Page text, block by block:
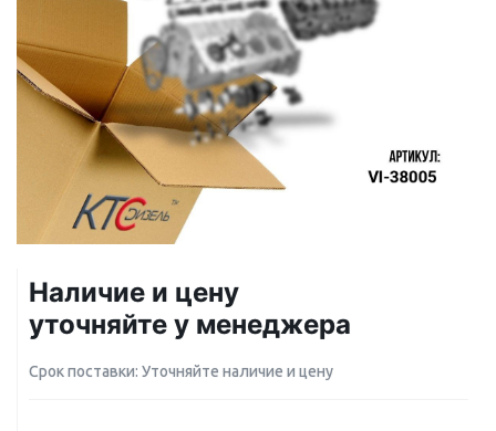
Наличие и цену
уточняйте у менеджера
Срок поставки: Уточняйте наличие и цену